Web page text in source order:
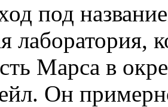
под
лаборатория,
Марса в
Он